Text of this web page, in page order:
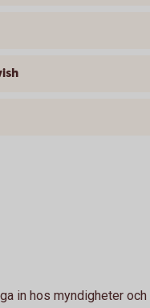
in hos myndigheter och